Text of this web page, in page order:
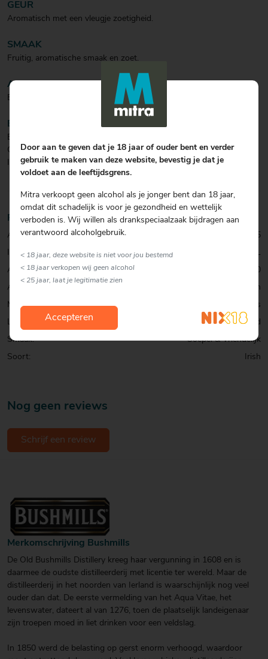
GEUR
Aromatisch met een vleugje zoetigheid.
SMAAK
Fruitig, aromatische smaak en zoet.
AFDRONK
Een rijke en moutige afdronk.
BIJZONDERHEDEN
Busmills single malt gelagerd in met de hand geselecteerde
Caribbean rum vaten en vermengd met drievoudige gedistilleerde
Ierse graanwhisky voor subtiele fruit- en droge kruidenaroma’s.
Nog geen reviews
Schrijf een review
Productinformatie
Artikelcode:
0001036725
Inhoud:
70 CL
Alcohol percentage:
40,0
Allergenen:
Geen
Merk:
Bushmills
Land:
Ierland
Smaak:
Soepel & Vriendelijk
Soort:
Irish
Merkomschrijving Bushmills
De Old Bushmills Distillery kreeg haar vergunning in 1608 en is
daarmee de oudste distilleerderij met licentie ter wereld. Maar de
distilleerderij in het noorden van Ierland is waarschijnlijk nog veel
ouder dan dat. De eerste vermelding van het Aqua Vitae, het
levenswater, dateert al van 1276, toen de plaatselijk landeigenaar
zijn troepen moed in liet drinken voor een veldslag.
In 1850 werd de belasting op gerst enorm verhoogd, waardoor
Door aan te geven dat je 18 jaar of ouder bent en verder
gebruik te maken van deze website, bevestig je dat je
voldoet aan de leeftijdsgrens.
Mitra verkoopt geen alcohol als je jonger bent dan 18 jaar,
omdat dit schadelijk is voor je gezondheid en wettelijk
verboden is. Wij willen als drankspeciaalzaak bijdragen aan
verantwoord alcoholgebruik.
< 18 jaar, deze website is niet voor jou bestemd
< 18 jaar verkopen wij geen alcohol
< 25 jaar, laat je legitimatie zien
Accepteren